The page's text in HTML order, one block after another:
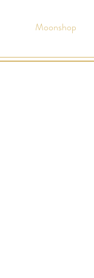
Moonshop